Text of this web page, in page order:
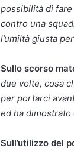
possibilità di
contro una
l’umiltà giusta
Sullo scorso
due volte, cosa
per portarci
ed ha dimostrato
Sull’utilizzo del